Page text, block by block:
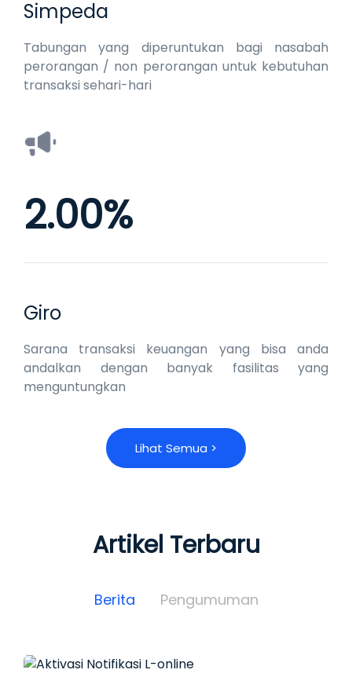
Simpeda
Tabungan yang diperuntukan bagi nasabah
perorangan / non perorangan untuk kebutuhan
transaksi sehari-hari
2.00%
Giro
Sarana transaksi keuangan yang bisa anda
andalkan dengan banyak fasilitas yang
menguntungkan
Lihat Semua >
Artikel Terbaru
Berita Pengumuman